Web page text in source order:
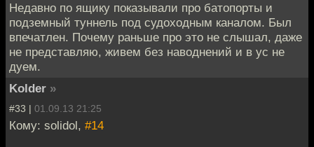
Недавно по ящику показывали про батопорты и
подземный туннель под судоходным каналом. Был
впечатлен. Почему раньше про это не слышал, даже
не представляю, живем без наводнений и в ус не
дуем.
Kolder »
#33 | 01.09.13 21:25
Кому: solidol, #14